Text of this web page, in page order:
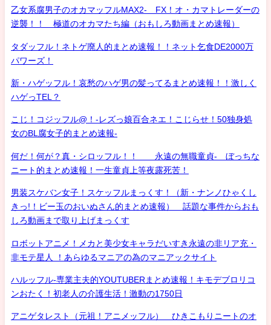
乙女系腐男子のオカマッフルMAX2- FX！オ・カマトレーダーの
逆襲！！ 極道のオカマたち編（おもしろ動画まとめ速報）
タダッフル！ネトゲ廃人的まとめ速報！！ネット乞食DE2000万
パワーズ！
新・ハゲッフル！哀愁のハゲ男の髪ってるまとめ速報！！激しく
ハゲっTEL？
こじ！コジッフル@！-レズっ娘百合ネエ！こじらせ！50独身処
女のBL腐女子的まとめ速報-
何だ！何が？真・シロッフル！！ 永遠の無職童貞- ぼっちな
ニート的まとめ速報！一生童貞上等夜露死苦！
男装スケバン女子！スケッフルまっくす！（新・ナンノひゃくし
きっ!！ビー玉のおいぬさん的まとめ速報） 話題な事件からおも
しろ動画まで取り上げまっくす
ロボットアニメ！メカと美少女キャラだいすき永遠の非リア充・
非モテ星人 ！あらゆるマニアの為のマニアックサイト
ハルッフル-専業主夫的YOUTUBERまとめ速報！キモデブロリコ
ンおたく！初老人の介護生活！激動の1750日
アニゲタレスト（元祖！アニメッフル） ひきこもりニートのオ